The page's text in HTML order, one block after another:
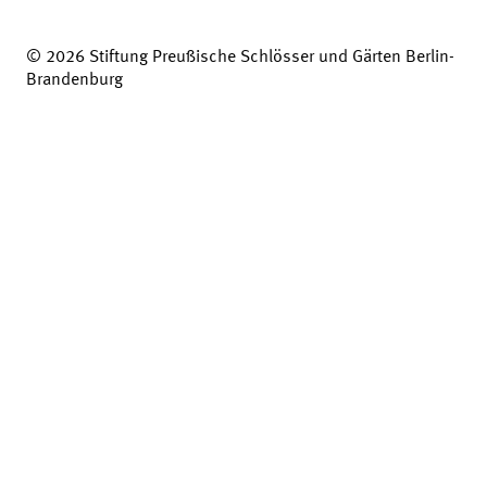
© 2026 Stiftung Preußische Schlösser und Gärten Berlin-
Brandenburg